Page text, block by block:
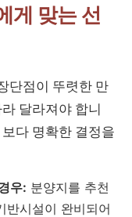
게 맞는 선
단점이 뚜렷한 만
달라져야 합니
다 명확한 결정을
우: 분양지를 추천
반시설이 완비되어